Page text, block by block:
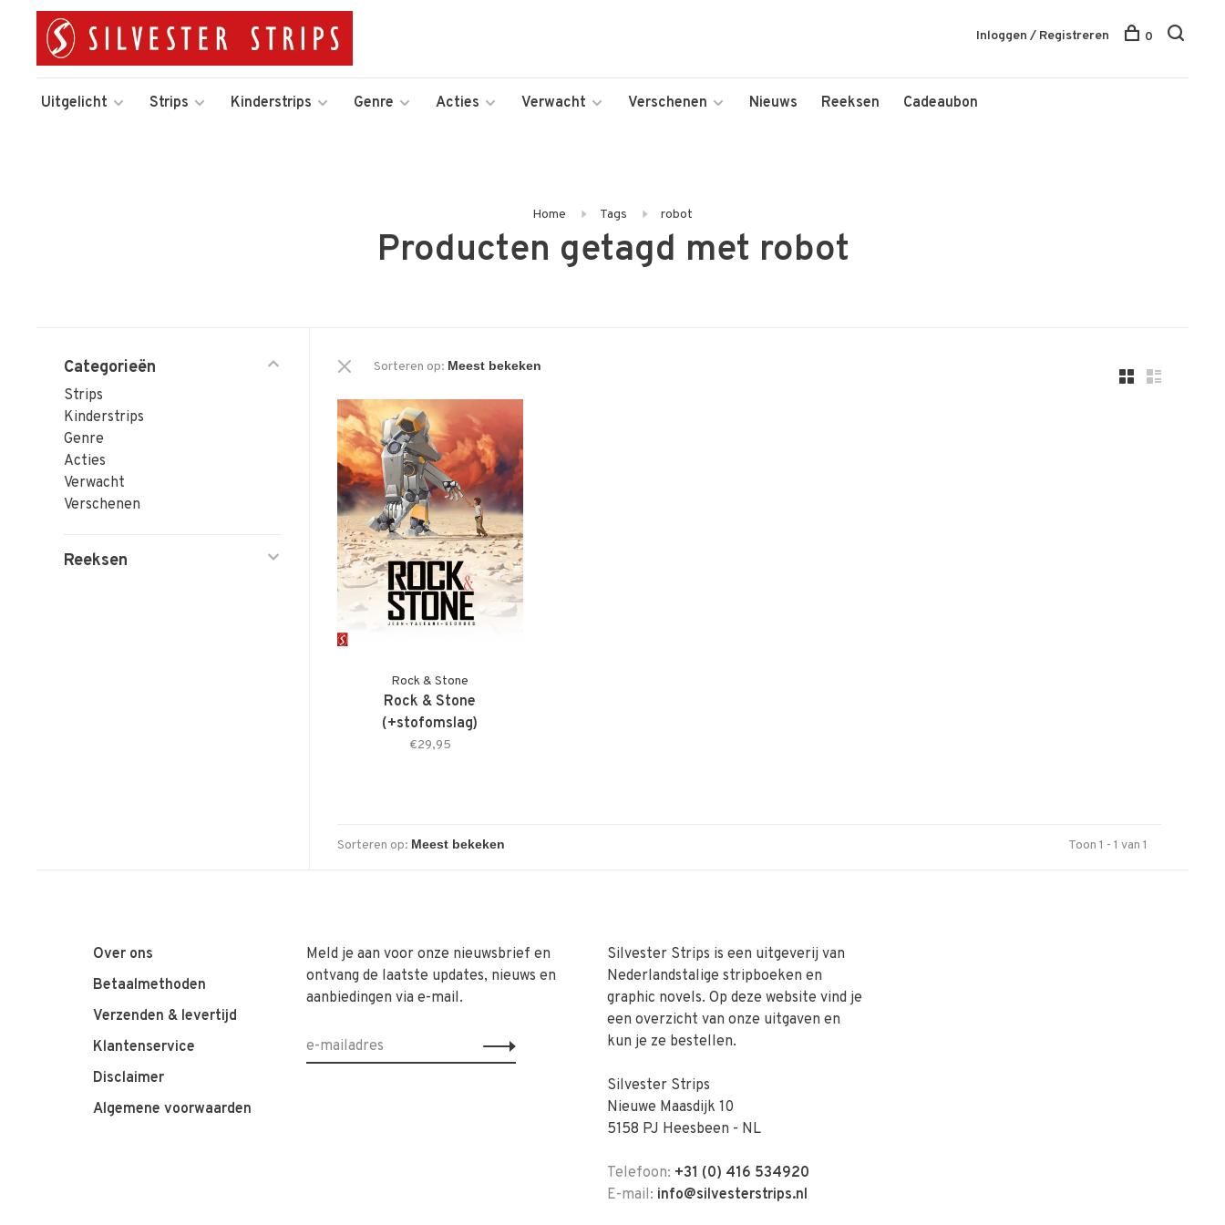
Uitgelicht Strips Kinderstrips Genre Acties Verwacht Verschenen Nieuws Reeksen Cadeaubon
Inloggen / Registreren 0
Home Tags robot
Producten getagd met robot
Categorieën
Strips
Kinderstrips
Genre
Acties
Verwacht
Verschenen
Reeksen
Sorteren op:
Rock & Stone
Rock & Stone
(+stofomslag)
€29,95
Sorteren op: Toon 1 - 1 van 1
Over ons
Betaalmethoden
Verzenden & levertijd
Klantenservice
Disclaimer
Algemene voorwaarden
Meld je aan voor onze nieuwsbrief en
ontvang de laatste updates, nieuws en
aanbiedingen via e-mail.
Silvester Strips is een uitgeverij van
Nederlandstalige stripboeken en
graphic novels. Op deze website vind je
een overzicht van onze uitgaven en
kun je ze bestellen.
Silvester Strips
Nieuwe Maasdijk 10
5158 PJ Heesbeen - NL
Telefoon: +31 (0) 416 534920
E-mail: info@silvesterstrips.nl